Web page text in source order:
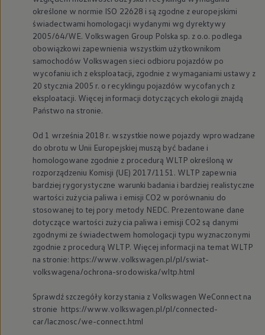
określone w normie ISO 22628 i są zgodne z europejskimi
świadectwami homologacji wydanymi wg dyrektywy
2005/64/WE. Volkswagen Group Polska sp. z o.o. podlega
obowiązkowi zapewnienia wszystkim użytkownikom
samochodów Volkswagen sieci odbioru pojazdów po
wycofaniu ich z eksploatacji, zgodnie z wymaganiami ustawy z
20 stycznia 2005 r. o recyklingu pojazdów wycofanych z
eksploatacji. Więcej informacji dotyczących ekologii znajdą
Państwo na stronie.
Od 1 września 2018 r. wszystkie nowe pojazdy wprowadzane
do obrotu w Unii Europejskiej muszą być badane i
homologowane zgodnie z procedurą WLTP określoną w
rozporządzeniu Komisji (UE) 2017/1151. WLTP zapewnia
bardziej rygorystyczne warunki badania i bardziej realistyczne
wartości zużycia paliwa i emisji CO2 w porównaniu do
stosowanej to tej pory metody NEDC. Prezentowane dane
dotyczące wartości zużycia paliwa i emisji CO2 są danymi
zgodnymi ze świadectwem homologacji typu wyznaczonymi
zgodnie z procedurą WLTP. Więcej informacji na temat WLTP
na stronie: https://www.volkswagen.pl/pl/swiat-
volkswagena/ochrona-srodowiska/wltp.html
Sprawdź szczegóły korzystania z Volkswagen WeConnect na
stronie https://www.volkswagen.pl/pl/connected-
car/lacznosc/we-connect.html